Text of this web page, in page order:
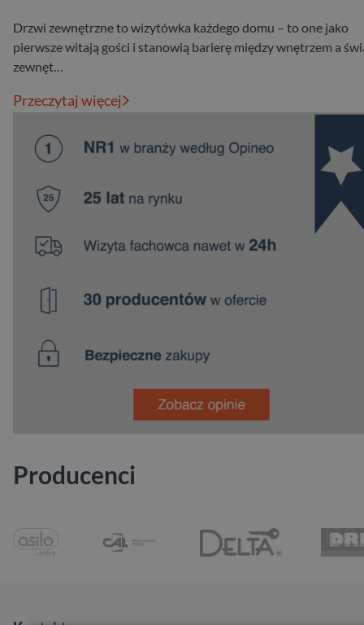
Drzwi zewnętrzne to wizytówka każdego domu – to one jako
pierwsze witają gości i stanowią barierę między wnętrzem a
zewnęt…
Przeczytaj więcej
Producenci